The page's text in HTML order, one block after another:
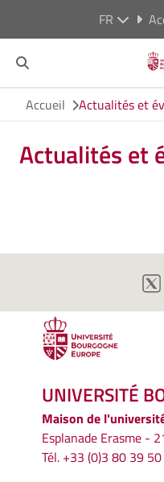
FR
Accueil Actualités et
Actualités et
UNIVERSITÉ
Maison de
Esplanade Erasme -
Tél. +33 (0)3 80 39